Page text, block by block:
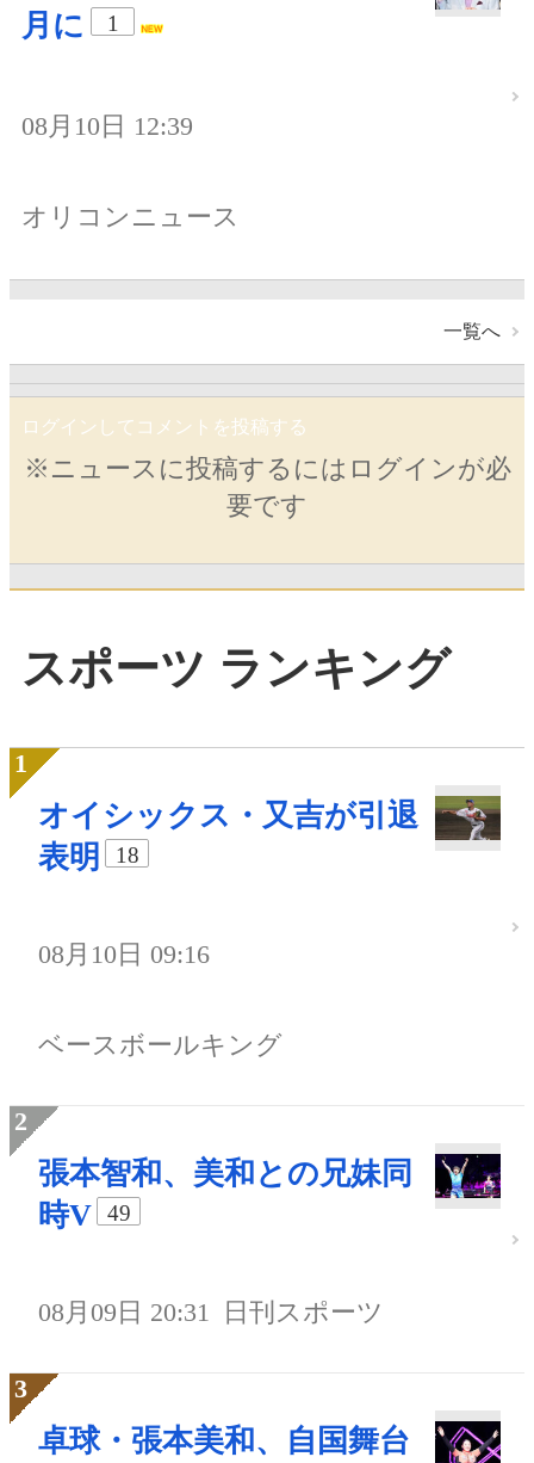
月に
1
08月10日 12:39
オリコンニュース
一覧へ
ログインしてコメントを投稿する
※ニュースに投稿するにはログインが必
要です
スポーツ ランキング
オイシックス・又吉が引退
表明
18
08月10日 09:16
ベースボールキング
張本智和、美和との兄妹同
時V
49
08月09日 20:31 日刊スポーツ
卓球・張本美和、自国舞台